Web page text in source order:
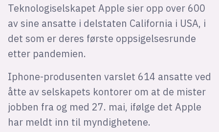
Teknologiselskapet Apple sier opp over 600
av sine ansatte i delstaten California i USA, i
det som er deres første oppsigelsesrunde
etter pandemien.
Iphone-produsenten varslet 614 ansatte ved
åtte av selskapets kontorer om at de mister
jobben fra og med 27. mai, ifølge det Apple
har meldt inn til myndighetene.